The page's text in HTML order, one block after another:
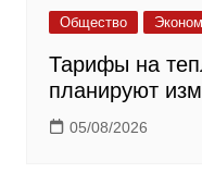
Общество
Тарифы на
планируют
05/08/2026